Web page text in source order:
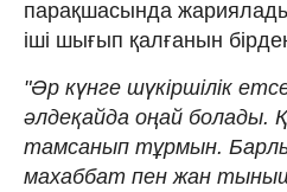
парақшасында
іші шығып қалғанын
"Әр күнге шүкіршілік
әлдеқайда оңай болады.
тамсанып тұрмын.
махаббат пен жан